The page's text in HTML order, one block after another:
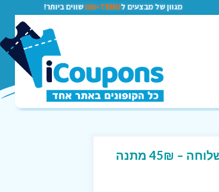
מגוון של מבצעים לTEMU-טמו שווים ביותר!
קוד קופון לרשת פאפא ג’ונס במשלוחה – 45₪ מתנה